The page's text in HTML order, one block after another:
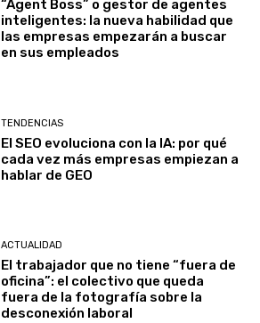
“Agent Boss” o gestor de agentes
inteligentes: la nueva habilidad que
las empresas empezarán a buscar
en sus empleados
TENDENCIAS
El SEO evoluciona con la IA: por qué
cada vez más empresas empiezan a
hablar de GEO
ACTUALIDAD
El trabajador que no tiene “fuera de
oficina”: el colectivo que queda
fuera de la fotografía sobre la
desconexión laboral